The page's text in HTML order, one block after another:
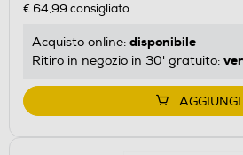
€ 64,99 consigliato
Acquisto online: disponibile
Ritiro in negozio in 30' gratuito:
AGGIUNGI